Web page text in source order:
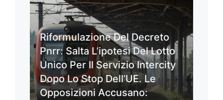
Riformulazione Del Decreto
Pnrr: Salta L’ipotesi Del Lotto
Unico Per Il Servizio Intercity
Dopo Lo Stop Dell’UE. Le
Opposizioni Accusano: